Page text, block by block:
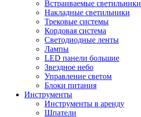
Встраиваемые светильники
Накладные светильники
Трековые системы
Кордовая система
Светодиодные ленты
Лампы
LED панели большие
Звездное небо
Управление светом
Блоки питания
Инструменты
Инструменты в аренду
Шпатели